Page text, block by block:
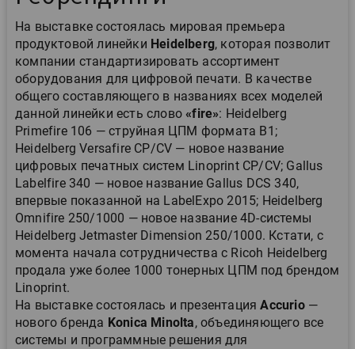
На выставке состоялась мировая премьера
продуктовой линейки Heidelberg, которая позволит
компании стандартизировать ассортимент
оборудования для цифровой печати. В качестве
общего составляющего в названиях всех моделей
данной линейки есть слово «fire»: Heidelberg
Primefire 106 — струйная ЦПМ формата B1;
Heidelberg Versafire CP/CV — новое название
цифровых печатных систем Linoprint CP/CV; Gallus
Labelfire 340 — новое название Gallus DCS 340,
впервые показанной на LabelExpo 2015; Heidelberg
Omnifire 250/1000 — новое название 4D-системы
Heidelberg Jetmaster Dimension 250/1000. Кстати, с
момента начала сотрудничества с Ricoh Heidelberg
продала уже более 1000 тонерных ЦПМ под брендом
Linoprint.
На выставке состоялась и презентацияAccurio—
нового бренда Konica Minolta, объединяющего все
системы и программные решения для